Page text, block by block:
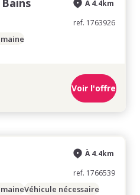
À 4.4km
ref. 1763926
Voir l'offre
À 4.4km
ref. 1766539
Véhicule nécessaire